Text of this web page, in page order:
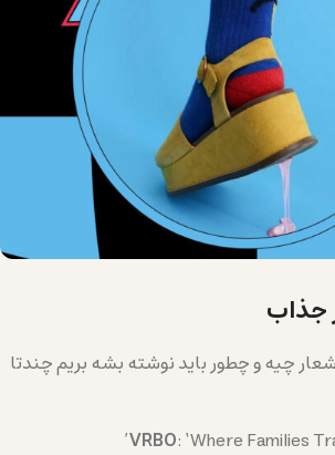
جذاب
چیه و چطور باید نوشته بشه بریم چندتا
VRBO: ‘Where Families